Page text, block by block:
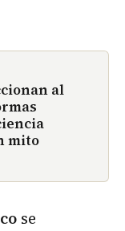
al
mito
se